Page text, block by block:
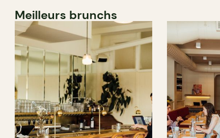
Meilleurs brunchs